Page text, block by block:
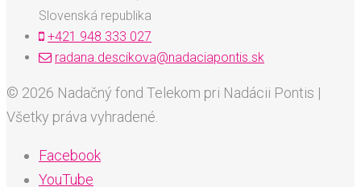
Slovenská republika
+421 948 333 027
radana.descikova@nadaciapontis.sk
© 2026 Nadačný fond Telekom pri Nadácii Pontis |
Všetky práva vyhradené.
Facebook
YouTube